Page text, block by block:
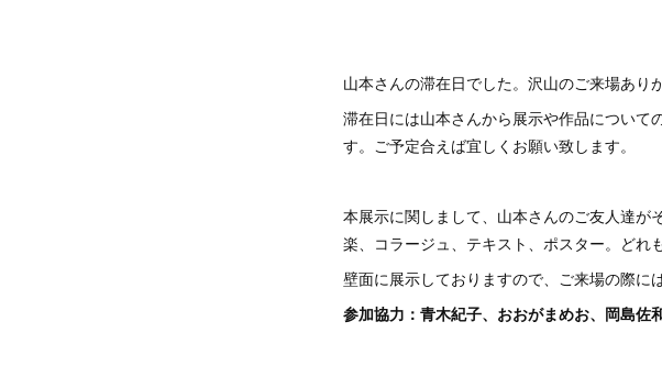
山本さんの滞在日でした。沢山のご来場あり
滞在日には山本さんから展示や作品について
す。ご予定合えば宜しくお願い致します。
本展示に関しまして、山本さんのご友人達が
楽、コラージュ、テキスト、ポスター。どれ
壁面に展示しておりますので、ご来場の際に
参加協力：青木紀子、おおがまめお、岡島佐